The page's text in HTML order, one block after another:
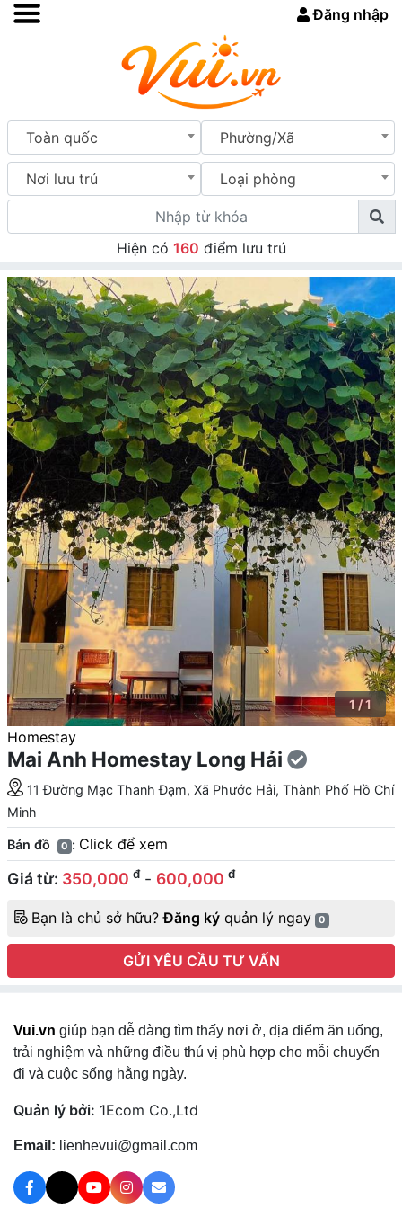
Đăng nhập
Toàn quốc Phường/Xã
Nơi lưu trú Loại phòng
Hiện có 160 điểm lưu trú
1 / 1
Homestay
Mai Anh Homestay Long Hải
11 Đường Mạc Thanh Đạm, Xã Phước Hải, Thành Phố Hồ Chí
Minh
Bản đồ 0 : Click để xem
Giá từ: 350,000 đ - 600,000 đ
Bạn là chủ sở hữu?Đăng ký quản lý ngay 0
GỬI YÊU CẦU TƯ VẤN
Vui.vn giúp bạn dễ dàng tìm thấy nơi ở, địa điểm ăn uống,
trải nghiệm và những điều thú vị phù hợp cho mỗi chuyến
đi và cuộc sống hằng ngày.
Quản lý bởi: 1Ecom Co.,Ltd
Email: lienhevui@gmail.com